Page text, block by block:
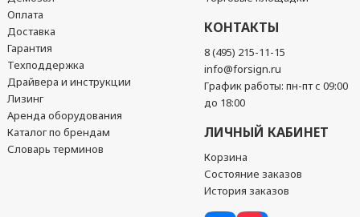
Оплата
Доставка
Гарантия
Техподдержка
Драйвера и инструкции
Лизинг
Аренда оборудования
Каталог по брендам
Словарь терминов
КОНТАКТЫ
8 (495) 215-11-15
info@forsign.ru
График работы: пн-пт с 09:00
до 18:00
ЛИЧНЫЙ КАБИНЕТ
Корзина
Состояние заказов
История заказов